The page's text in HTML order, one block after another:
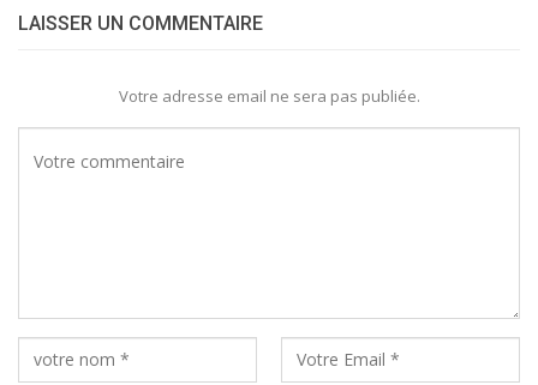
LAISSER UN COMMENTAIRE
Votre adresse email ne sera pas publiée.